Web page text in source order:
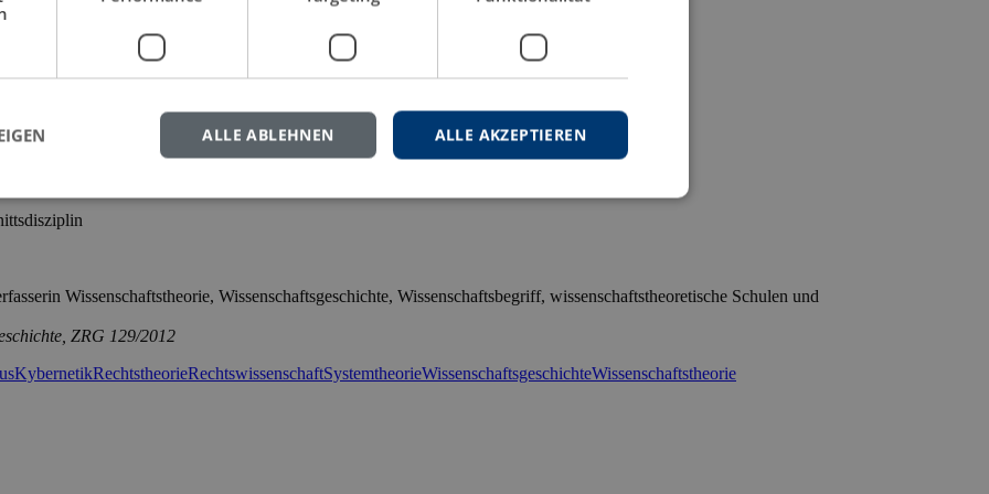
Wissenschaftstheorie, Wissenschaftsgeschichte, Wissenschaftsbegriff, wissenschaftstheoretische Schulen und
ZRG 129/2012
KybernetikRechtstheorieRechtswissenschaftSystemtheorieWissenschaftsgeschichteWissenschaftstheorie
ALLE AKZEPTIEREN
ALLE ABLEHNEN